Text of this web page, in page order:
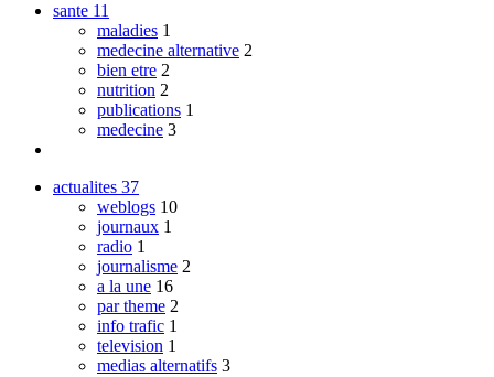
sante 11
maladies 1
medecine alternative 2
bien etre 2
nutrition 2
publications 1
medecine 3
actualites 37
weblogs 10
journaux 1
radio 1
journalisme 2
a la une 16
par theme 2
info trafic 1
television 1
medias alternatifs 3